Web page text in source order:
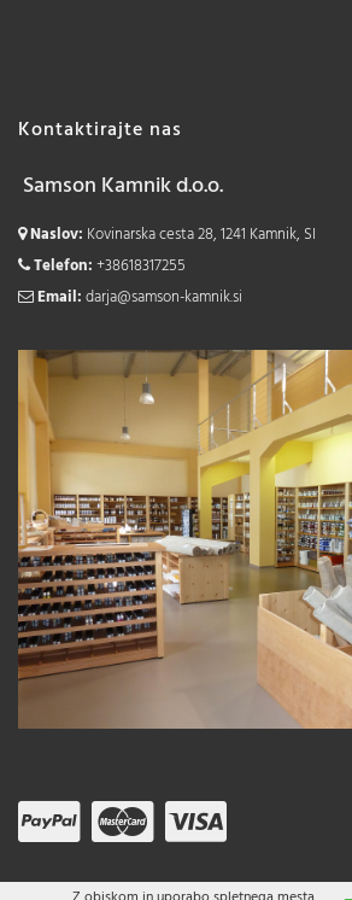
Kontaktirajte nas
Samson Kamnik d.o.o.
Naslov: Kovinarska cesta 28, 1241 Kamnik, SI
Telefon:+38618317255
Email:darja@samson-kamnik.si